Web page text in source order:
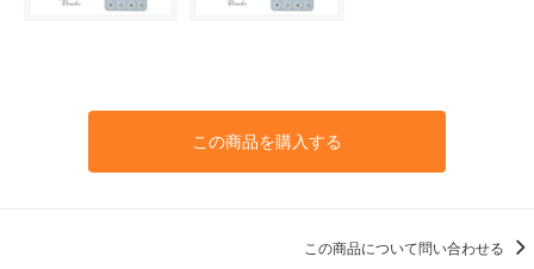
この商品を購入する
この商品について問い合わせる